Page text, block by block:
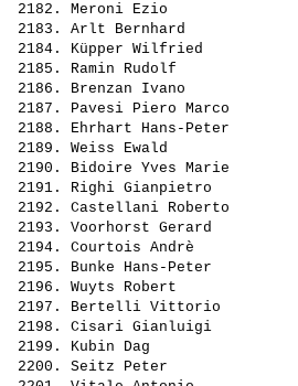
2182. Meroni Ezio
2183. Arlt Bernhard
2184. Küpper Wilfried
2185. Ramin Rudolf
2186. Brenzan Ivano
2187. Pavesi Piero Marco
2188. Ehrhart Hans-Peter
2189. Weiss Ewald
2190. Bidoire Yves Marie
2191. Righi Gianpietro
2192. Castellani Roberto
2193. Voorhorst Gerard
2194. Courtois Andrè
2195. Bunke Hans-Peter
2196. Wuyts Robert
2197. Bertelli Vittorio
2198. Cisari Gianluigi
2199. Kubin Dag
2200. Seitz Peter